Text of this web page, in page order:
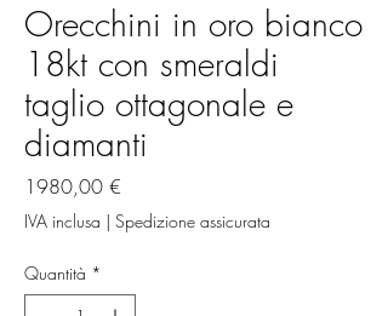
Orecchini in oro bianco
18kt con smeraldi
taglio ottagonale e
diamanti
1980,00 €
IVA inclusa | Spedizione assicurata
Quantità *